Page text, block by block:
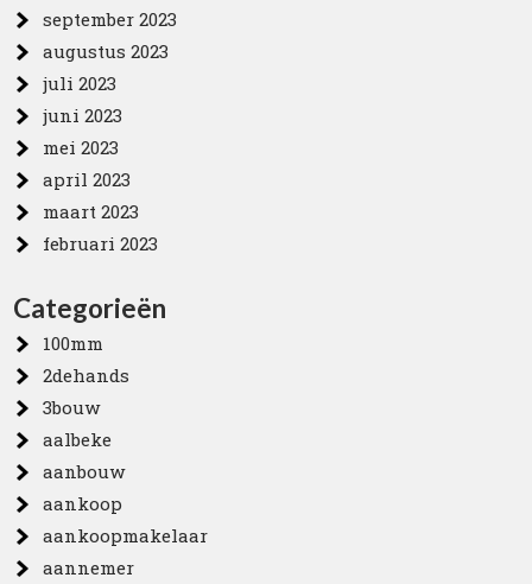
september 2023
augustus 2023
juli 2023
juni 2023
mei 2023
april 2023
maart 2023
februari 2023
Categorieën
100mm
2dehands
3bouw
aalbeke
aanbouw
aankoop
aankoopmakelaar
aannemer